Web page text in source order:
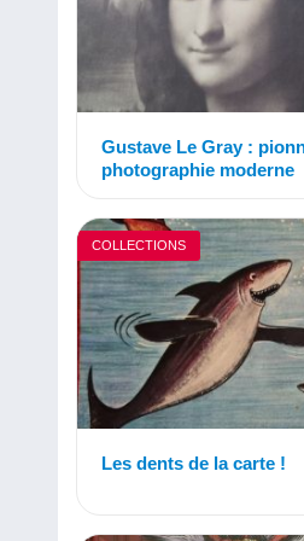
Gustave Le Gray :
photographie moderne
COLLECTIONS
Les dents de la carte !